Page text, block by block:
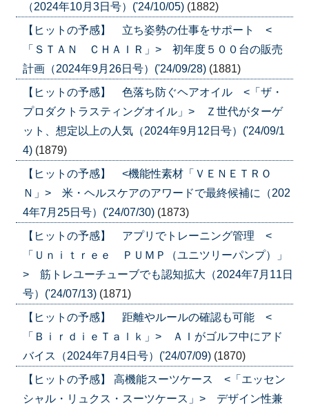
（2024年10月3日号）('24/10/05) (1882)
【ヒットの予感】 立ち姿勢の仕事をサポート <
「ＳＴＡＮ ＣＨＡＩＲ」> 初年度５００台の販売
計画（2024年9月26日号）('24/09/28) (1881)
【ヒットの予感】 色落ち防ぐヘアオイル <「ザ・
プロダクトラスティングオイル」> Ｚ世代がターゲ
ット、想定以上の人気（2024年9月12日号）('24/09/1
4) (1879)
【ヒットの予感】 <機能性素材「ＶＥＮＥＴＲＯ
Ｎ」> 米・ヘルスケアのアワードで最終候補に（202
4年7月25日号）('24/07/30) (1873)
【ヒットの予感】 アプリでトレーニング管理 <
「Ｕｎｉｔｒｅｅ ＰＵＭＰ（ユニツリーパンプ）」
> 筋トレユーチューブでも認知拡大（2024年7月11日
号）('24/07/13) (1871)
【ヒットの予感】 距離やルールの確認も可能 <
「ＢｉｒｄｉｅＴａｌｋ」> ＡＩがゴルフ中にアド
バイス（2024年7月4日号）('24/07/09) (1870)
【ヒットの予感】 高機能スーツケース <「エッセン
シャル・リュクス・スーツケース」> デザイン性兼